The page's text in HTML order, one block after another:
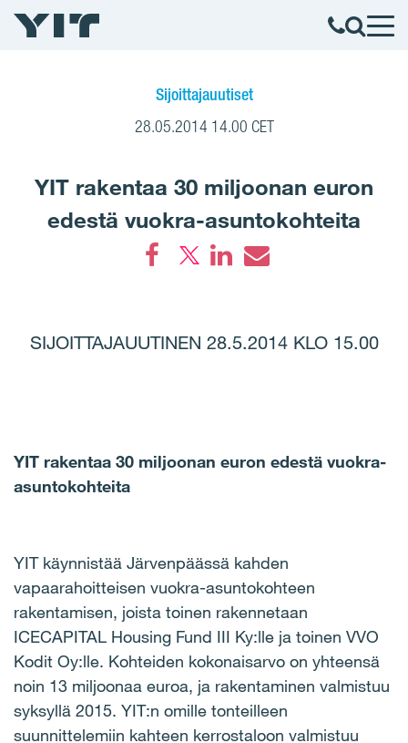
Sijoittajauutiset
28.05.2014 14.00 CET
YIT rakentaa 30 miljoonan euron
edestä vuokra-asuntokohteita
SIJOITTAJAUUTINEN 28.5.2014 KLO 15.00
YIT rakentaa 30 miljoonan euron edestä vuokra-
asuntokohteita
YIT käynnistää Järvenpäässä kahden
vapaarahoitteisen vuokra-asuntokohteen
rakentamisen, joista toinen rakennetaan
ICECAPITAL Housing Fund III Ky:lle ja toinen VVO
Kodit Oy:lle. Kohteiden kokonaisarvo on yhteensä
noin 13 miljoonaa euroa, ja rakentaminen valmistuu
syksyllä 2015. YIT:n omille tonteilleen
suunnittelemiin kahteen kerrostaloon valmistuu